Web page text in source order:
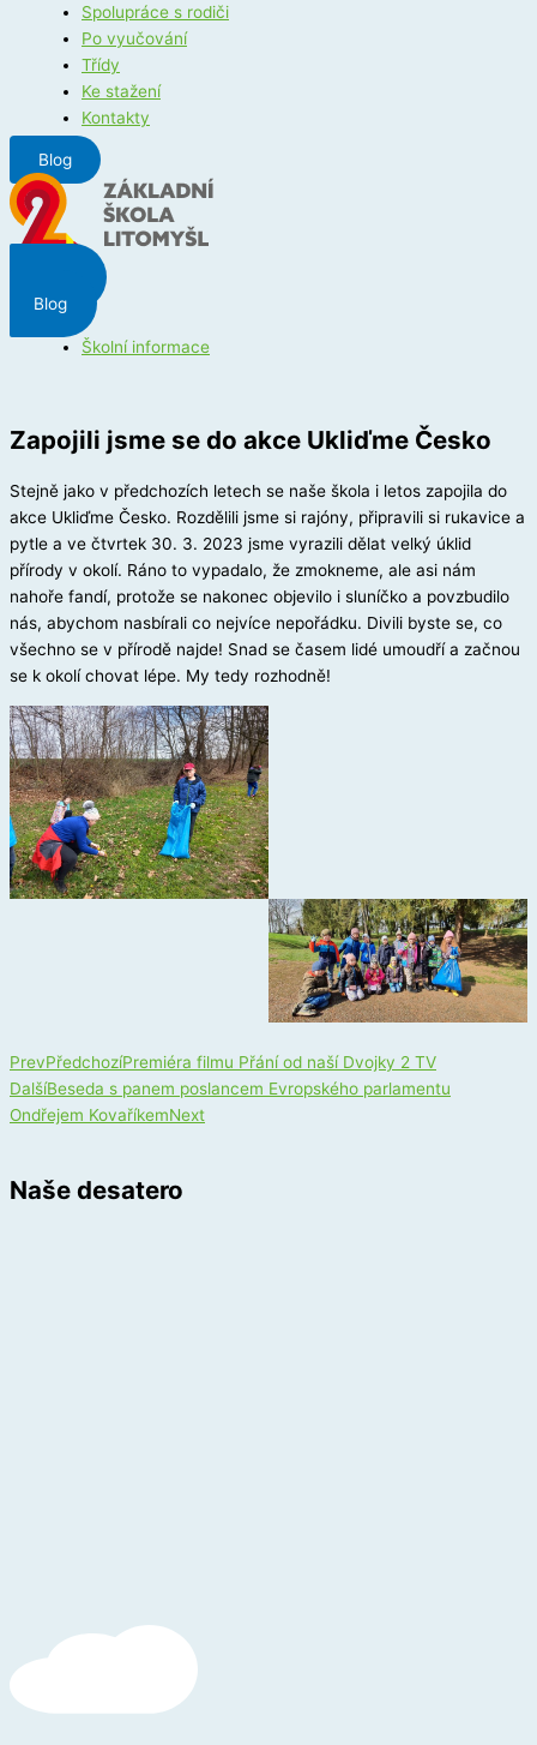
Spolupráce s rodiči
Po vyučování
Třídy
Ke stažení
Kontakty
Blog
Blog
Školní informace
Zapojili jsme se do akce Ukliďme Česko
Stejně jako v předchozích letech se naše škola i letos zapojila do
akce Ukliďme Česko. Rozdělili jsme si rajóny, připravili si rukavice a
pytle a ve čtvrtek 30. 3. 2023 jsme vyrazili dělat velký úklid
přírody v okolí. Ráno to vypadalo, že zmokneme, ale asi nám
nahoře fandí, protože se nakonec objevilo i sluníčko a povzbudilo
nás, abychom nasbírali co nejvíce nepořádku. Divili byste se, co
všechno se v přírodě najde! Snad se časem lidé umoudří a začnou
se k okolí chovat lépe. My tedy rozhodně!
PrevPředchozíPremiéra filmu Přání od naší Dvojky 2 TV
DalšíBeseda s panem poslancem Evropského parlamentu
Ondřejem KovaříkemNext
Naše desatero